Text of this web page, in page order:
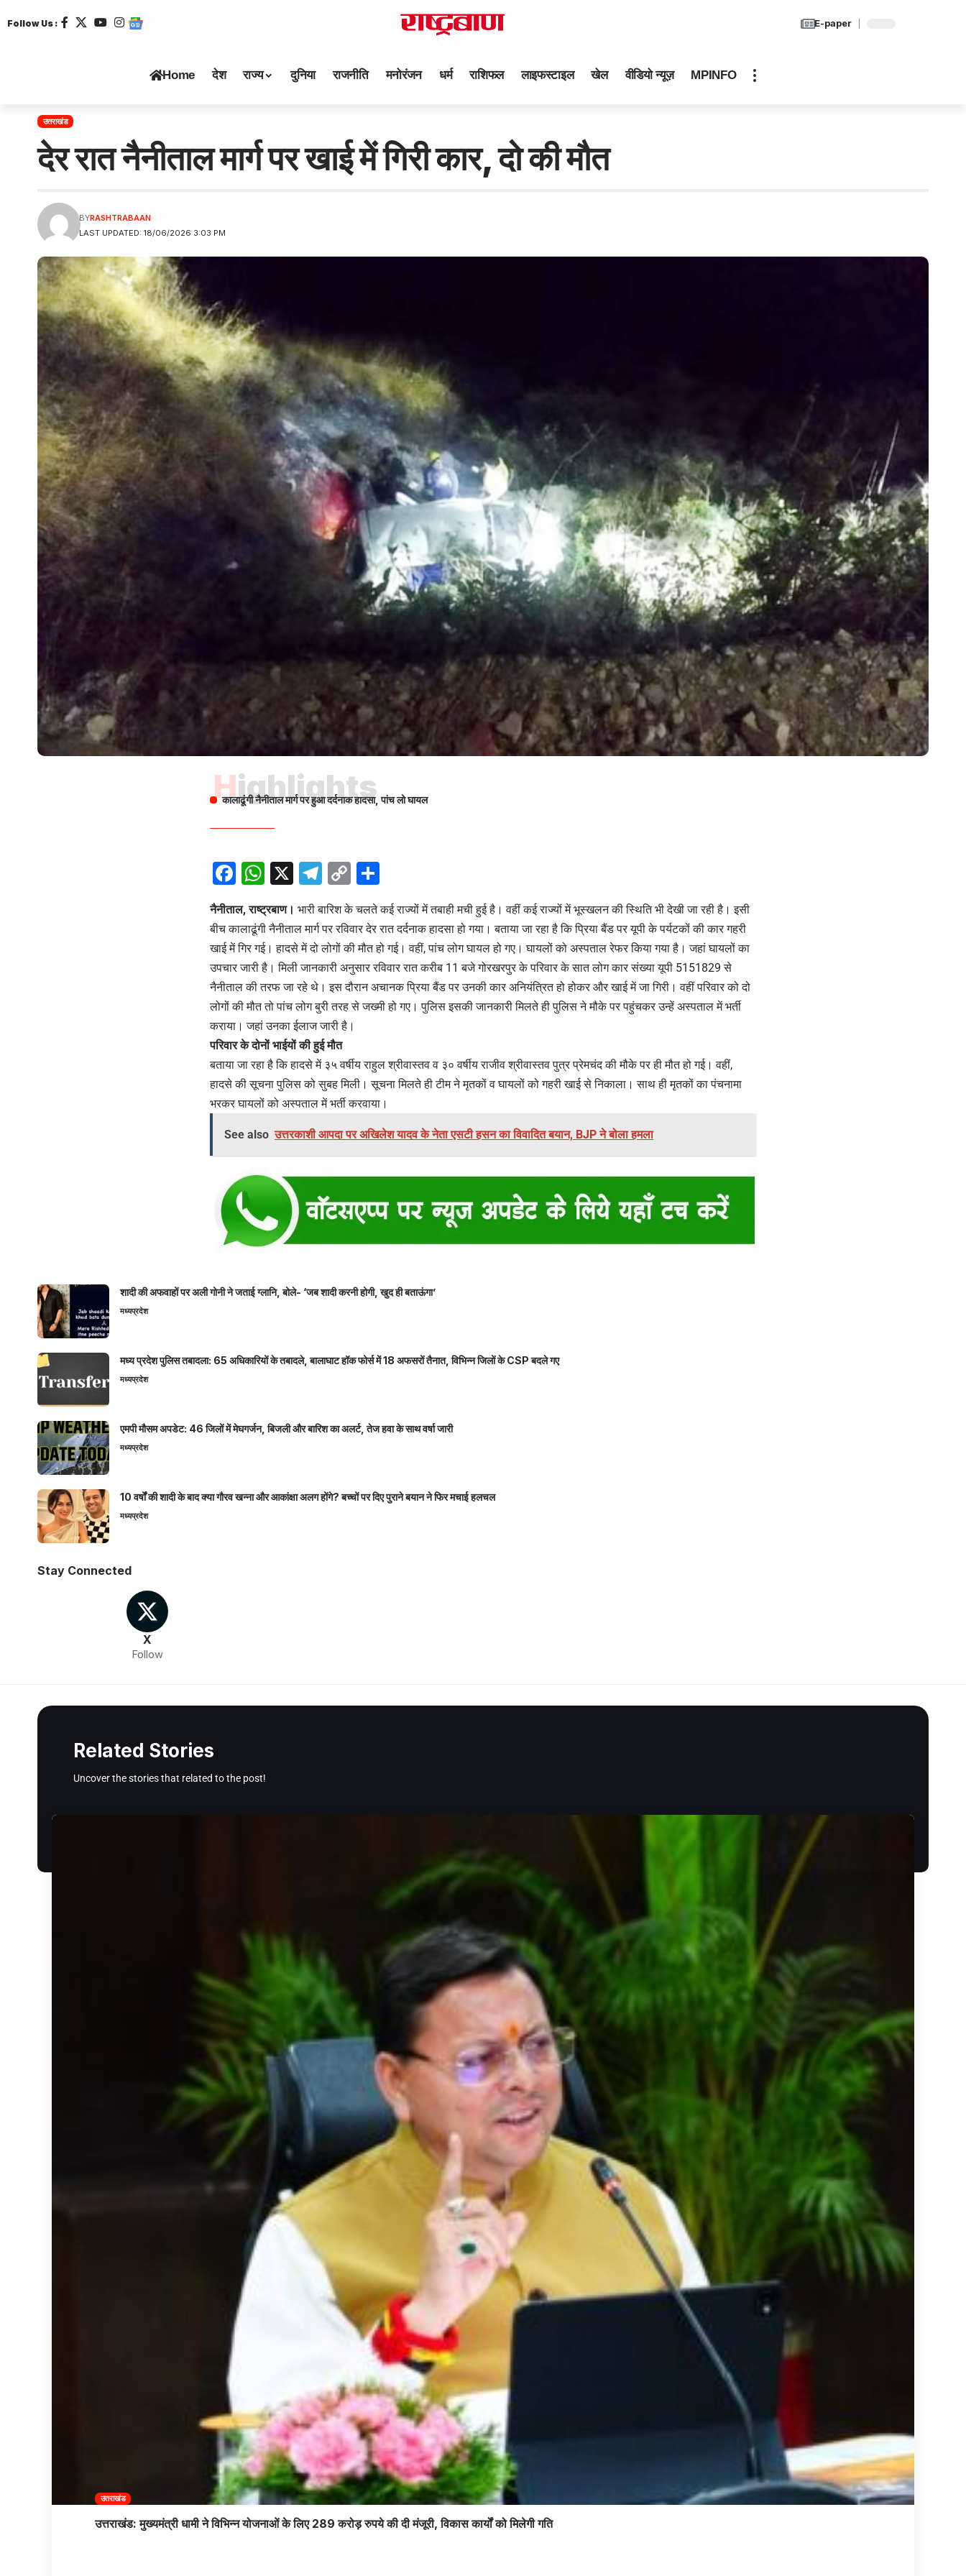
Follow Us : E-paper
Home देश राज्य दुनिया राजनीति मनोरंजन धर्म राशिफल लाइफस्टाइल खेल वीडियो न्यूज़ MPINFO
उत्तराखंड
देर रात नैनीताल मार्ग पर खाई में गिरी कार, दो की मौत
LAST UPDATED: 18/06/2026 3:03 PM
BYRASHTRABAAN
Highlights
कालाढूंगी नैनीताल मार्ग पर हुआ दर्दनाक हादसा, पांच लो घायल
Facebook
WhatsApp
X Telegram
Copy
Link
नैनीताल, राष्ट्रबाण। भारी बारिश के चलते कई राज्यों में तबाही मची हुई है। वहीं कई राज्यों में भूस्खलन की स्थिति भी देखी जा रही है। इसी
बीच कालाढूंगी नैनीताल मार्ग पर रविवार देर रात दर्दनाक हादसा हो गया। बताया जा रहा है कि प्रिया बैंड पर यूपी के पर्यटकों की कार गहरी
खाई में गिर गई। हादसे में दो लोगों की मौत हो गई। वहीं, पांच लोग घायल हो गए। घायलों को अस्पताल रेफर किया गया है। जहां घायलों का
उपचार जारी है। मिली जानकारी अनुसार रविवार रात करीब 11 बजे गोरखरपुर के परिवार के सात लोग कार संख्या यूपी 5151829 से
नैनीताल की तरफ जा रहे थे। इस दौरान अचानक प्रिया बैंड पर उनकी कार अनियंत्रित हो होकर और खाई में जा गिरी। वहीं परिवार को दो
लोगों की मौत तो पांच लोग बुरी तरह से जख्मी हो गए। पुलिस इसकी जानकारी मिलते ही पुलिस ने मौके पर पहुंचकर उन्हें अस्पताल में भर्ती
कराया। जहां उनका ईलाज जारी है।
परिवार के दोनों भाईयों की हुई मौत
बताया जा रहा है कि हादसे में ३५ वर्षीय राहुल श्रीवास्तव व ३० वर्षीय राजीव श्रीवास्तव पुत्र प्रेमचंद की मौके पर ही मौत हो गई। वहीं,
हादसे की सूचना पुलिस को सुबह मिली। सूचना मिलते ही टीम ने मृतकों व घायलों को गहरी खाई से निकाला। साथ ही मृतकों का पंचनामा
भरकर घायलों को अस्पताल में भर्ती करवाया।
See also उत्तरकाशी आपदा पर अखिलेश यादव के नेता एसटी हसन का विवादित बयान, BJP ने बोला हमला
शादी की अफवाहों पर अली गोनी ने जताई ग्लानि, बोले- ‘जब शादी करनी होगी, खुद ही बताऊंगा’
मध्यप्रदेश
मध्य प्रदेश पुलिस तबादला: 65 अधिकारियों के तबादले, बालाघाट हॉक फोर्स में 18 अफसरों तैनात, विभिन्न जिलों के CSP बदले गए
मध्यप्रदेश
एमपी मौसम अपडेट: 46 जिलों में मेघगर्जन, बिजली और बारिश का अलर्ट, तेज हवा के साथ वर्षा जारी
मध्यप्रदेश
10 वर्षों की शादी के बाद क्या गौरव खन्ना और आकांक्षा अलग होंगे? बच्चों पर दिए पुराने बयान ने फिर मचाई हलचल
मध्यप्रदेश
Stay Connected
X
Follow
Related Stories
Uncover the stories that related to the post!
उत्तराखंड
उत्तराखंड: मुख्यमंत्री धामी ने विभिन्न योजनाओं के लिए 289 करोड़ रुपये की दी मंजूरी, विकास कार्यों को मिलेगी गति